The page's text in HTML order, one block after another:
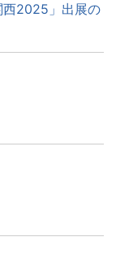
西2025」出展の